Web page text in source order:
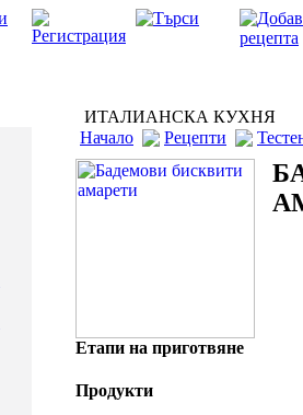
ИТАЛИАНСКА КУХНЯ
Начало
Рецепти
Етапи на приготвяне
Продукти